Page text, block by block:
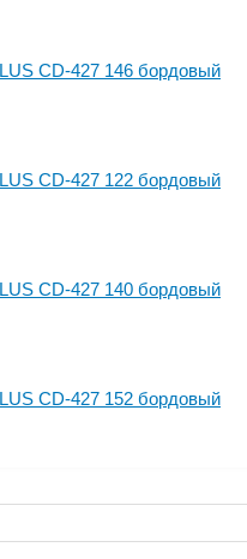
CD-427 146 бордовый
CD-427 122 бордовый
CD-427 140 бордовый
CD-427 152 бордовый